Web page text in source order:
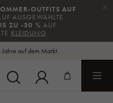
OUTFITS AUF
AUSGEWÄHLTE
ZU -30 % AUF
KLEIDUNG
×
auf dem Markt